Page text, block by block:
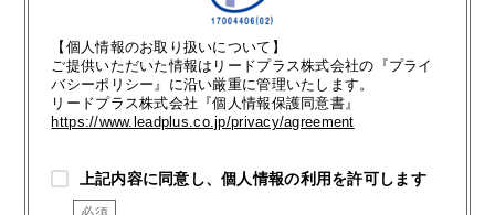
【個人情報のお取り扱いについて】
ご提供いただいた情報はリードプラス株式会社の『プライ
バシーポリシー』に沿い厳重に管理いたします。
リードプラス株式会社『個人情報保護同意書』
https://www.leadplus.co.jp/privacy/agreement
上記内容に同意し、個人情報の利用を許可します